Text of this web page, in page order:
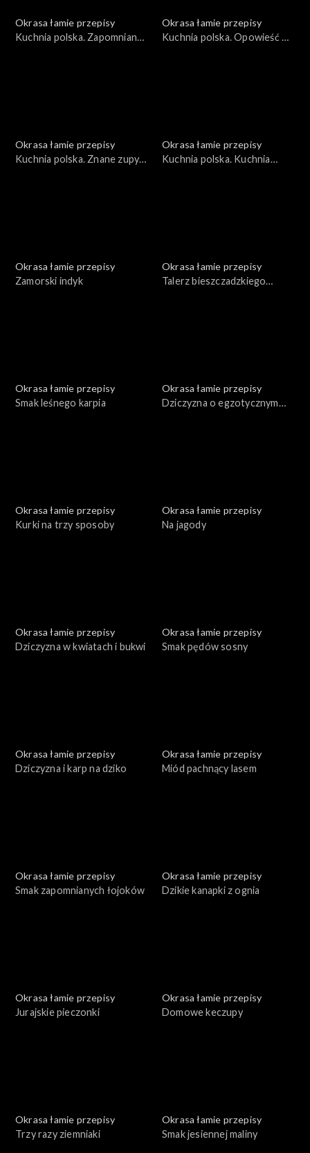
Okrasa łamie przepisy
Kuchnia polska. Zapomniany
Okrasa łamie przepisy
Kuchnia polska. Opowieść o
Okrasa łamie przepisy
Kuchnia polska. Znane zupy
Okrasa łamie przepisy
Kuchnia polska. Kuchnia
Okrasa łamie przepisy
Zamorski indyk
Okrasa łamie przepisy
Talerz bieszczadzkiego
Okrasa łamie przepisy
Smak leśnego karpia
Okrasa łamie przepisy
Dziczyzna o egzotycznym
Okrasa łamie przepisy
Kurki na trzy sposoby
Okrasa łamie przepisy
Na jagody
Okrasa łamie przepisy
Dziczyzna w kwiatach i bukwi
Okrasa łamie przepisy
Smak pędów sosny
Okrasa łamie przepisy
Dziczyzna i karp na dziko
Okrasa łamie przepisy
Miód pachnący lasem
Okrasa łamie przepisy
Smak zapomnianych łojoków
Okrasa łamie przepisy
Dzikie kanapki z ognia
Okrasa łamie przepisy
Jurajskie pieczonki
Okrasa łamie przepisy
Domowe keczupy
Okrasa łamie przepisy
Trzy razy ziemniaki
Okrasa łamie przepisy
Smak jesiennej maliny